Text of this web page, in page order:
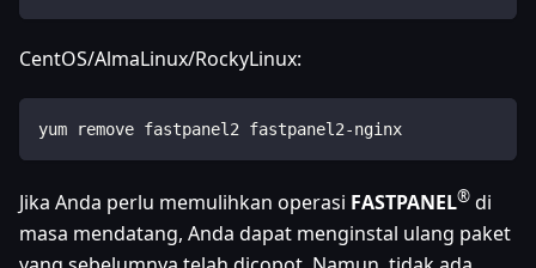
CentOS/AlmaLinux/RockyLinux:
yum remove fastpanel2 fastpanel2-nginx
Jika Anda perlu memulihkan operasi FASTPANEL® di
masa mendatang, Anda dapat menginstal ulang paket